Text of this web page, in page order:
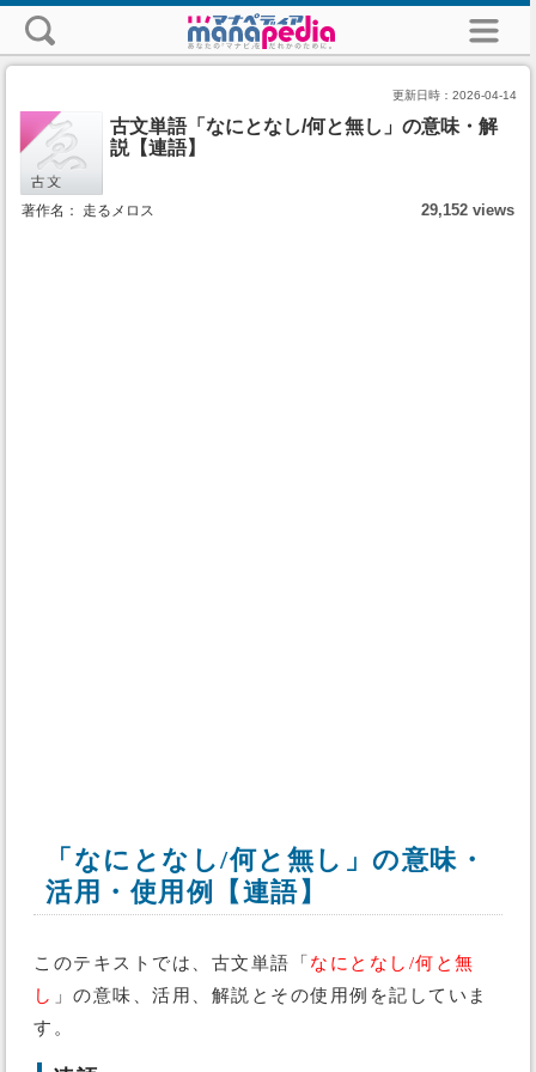
更新日時： 2026-04-14
古文単語「なにとなし/何と無し」の意味・解
説【連語】
著作名： 走るメロス 29,152 views
「なにとなし/何と無し」の意味・
活用・使用例【連語】
このテキストでは、古文単語「 なにとなし/何と無
し 」の意味、活用、解説とその使用例を記していま
す。